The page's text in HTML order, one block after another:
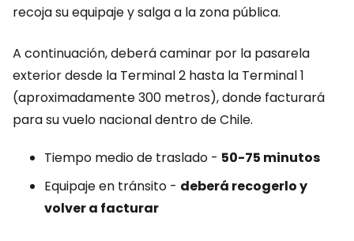
recoja su equipaje y salga a la zona pública.
A continuación, deberá caminar por la pasarela
exterior desde la Terminal 2 hasta la Terminal 1
(aproximadamente 300 metros), donde facturará
para su vuelo nacional dentro de Chile.
Tiempo medio de traslado - 50-75 minutos
Equipaje en tránsito - deberá recogerlo y
volver a facturar